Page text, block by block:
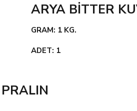
ARYA BİTTER
GRAM: 1 KG.
ADET: 1
PRALIN